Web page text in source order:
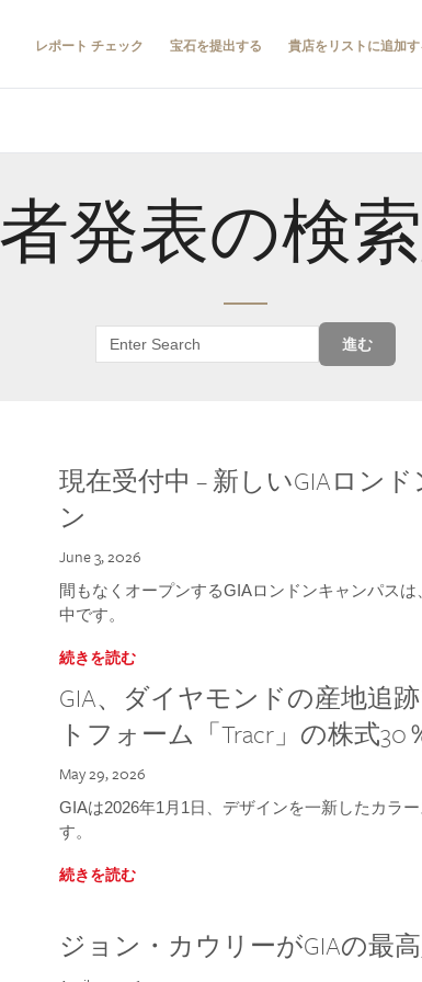
レポート チェック 宝石を提出する 貴店をリストに追加す
発表の検
進む
現在受付中 – 新しいGIAロン
ン
June 3, 2026
間もなくオープンするGIAロンドンキャンパス
中です。
続きを読む
GIA、ダイヤモンドの産地追
トフォーム「Tracr」の株式30
May 29, 2026
GIAは2026年1月1日、デザインを一新したカラ
す。
続きを読む
ジョン・カウリーがGIAの最